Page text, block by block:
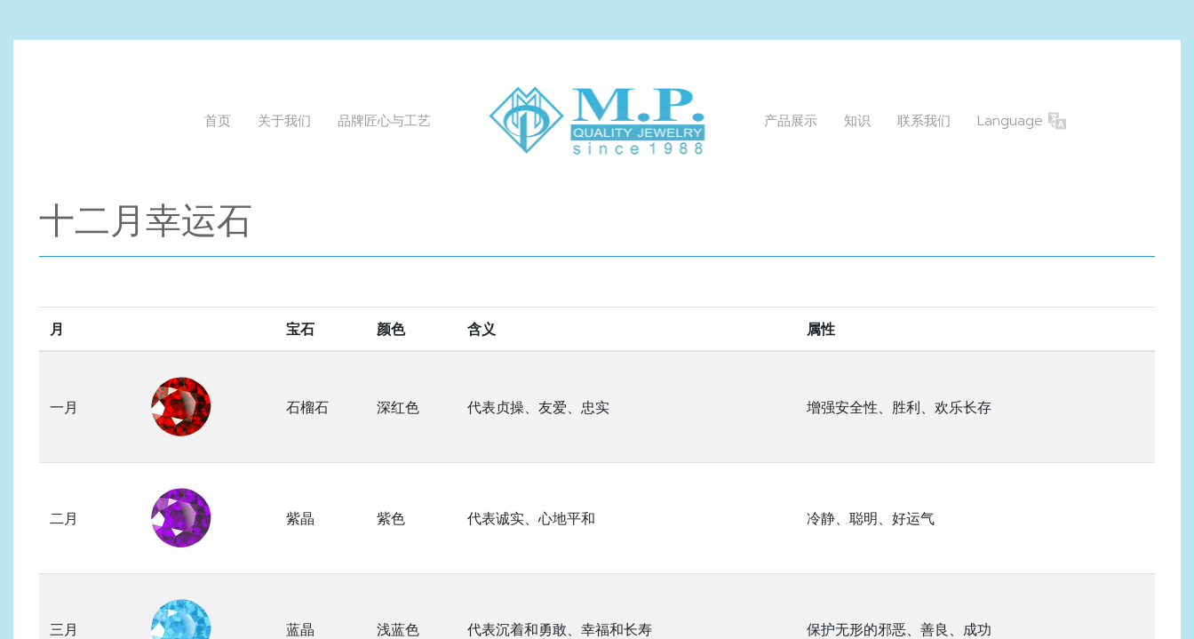
首页 关于我们 品牌匠心与工艺 产品展示 知识 联系我们 Language
十二月幸运石
月 宝石 颜色 含义 属性
一月 石榴石 深红色 代表贞操、友爱、忠实 增强安全性、胜利、欢乐长存
二月 紫晶 紫色 代表诚实、心地平和 冷静、聪明、好运气
三月 蓝晶 浅蓝色 代表沉着和勇敢、幸福和长寿 保护无形的邪恶、善良、成功